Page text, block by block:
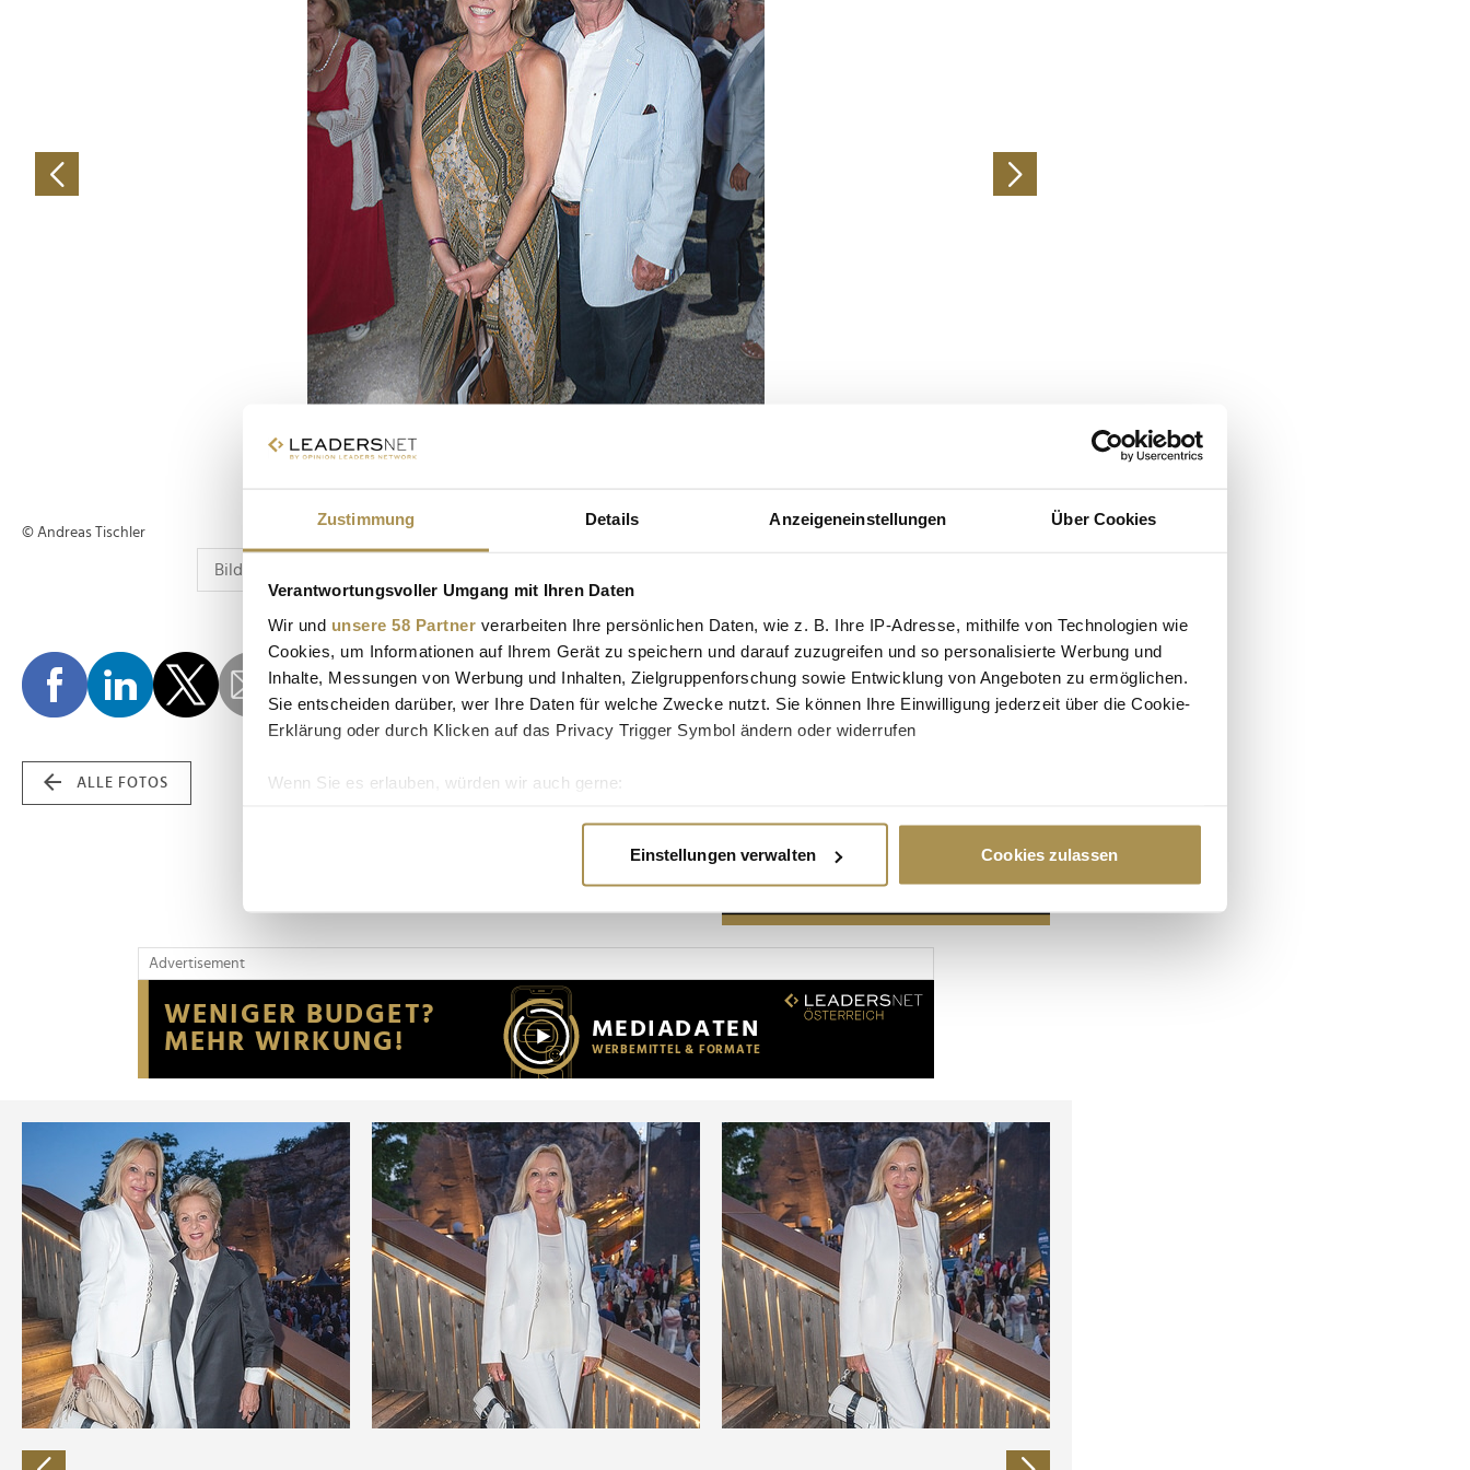
Zustimmung Details Anzeigeneinstellungen Über Cookies
Verantwortungsvoller Umgang mit Ihren Daten
Wir und unsere 58 Partner verarbeiten Ihre persönlichen Daten, wie z. B. Ihre IP-Adresse, mithilfe von Technologien wie
Cookies, um Informationen auf Ihrem Gerät zu speichern und darauf zuzugreifen und so personalisierte Werbung und
Inhalte, Messungen von Werbung und Inhalten, Zielgruppenforschung sowie Entwicklung von Angeboten zu ermöglichen.
Sie entscheiden darüber, wer Ihre Daten für welche Zwecke nutzt. Sie können Ihre Einwilligung jederzeit über die Cookie-
Erklärung oder durch Klicken auf das Privacy Trigger Symbol ändern oder widerrufen
Wenn Sie es erlauben, würden wir auch gerne:
Erfahren Sie mehr darüber, wie Ihre persönlichen Daten verarbeitet werden, und legen Sie Ihre Präferenzen im
Wir verwenden Cookies, um Inhalte und Anzeigen zu personalisieren, Funktionen für soziale Medien anbieten zu können
Website an unsere Partner für soziale Medien, Werbung und Analysen weiter. Unsere Partner führen diese Informationen
möglicherweise mit weiteren Daten zusammen, die Sie ihnen bereitgestellt haben oder die sie im Rahmen Ihrer Nutzung
der Dienste gesammelt haben.
Einstellungen verwalten Cookies zulassen
© Andreas Tischler
ALLE FOTOS
Advertisement
Advertisement